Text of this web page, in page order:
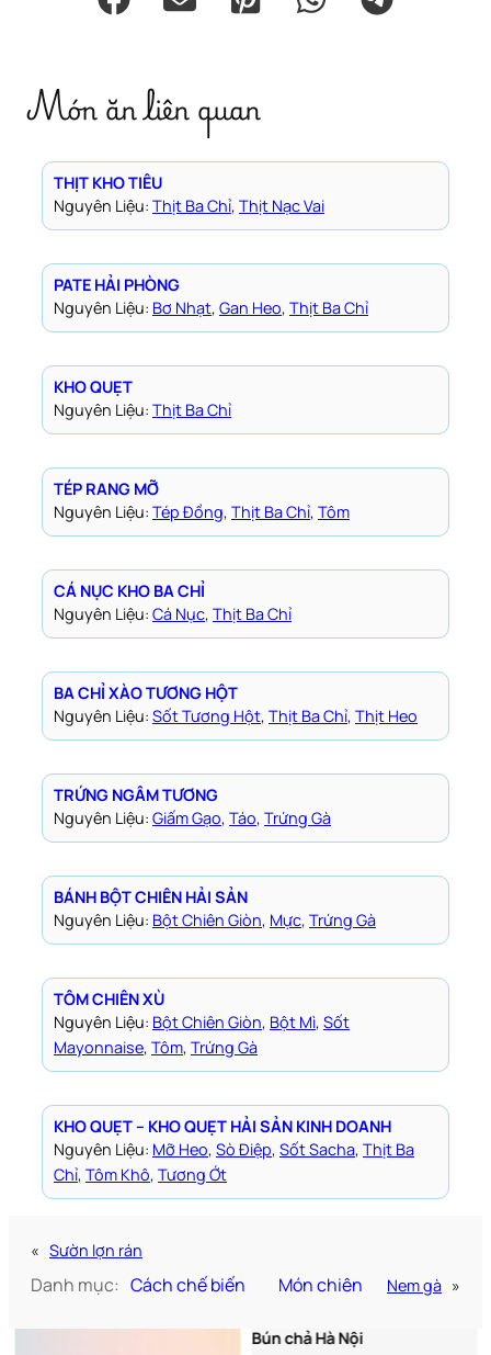
Món ăn liên quan
THỊT KHO TIÊU
Nguyên Liệu: Thịt Ba Chỉ, Thịt Nạc Vai
PATE HẢI PHÒNG
Nguyên Liệu: Bơ Nhạt, Gan Heo, Thịt Ba Chỉ
KHO QUẸT
Nguyên Liệu: Thịt Ba Chỉ
TÉP RANG MỠ
Nguyên Liệu: Tép Đồng, Thịt Ba Chỉ, Tôm
CÁ NỤC KHO BA CHỈ
Nguyên Liệu: Cá Nục, Thịt Ba Chỉ
BA CHỈ XÀO TƯƠNG HỘT
Nguyên Liệu: Sốt Tương Hột, Thịt Ba Chỉ, Thịt Heo
TRỨNG NGÂM TƯƠNG
Nguyên Liệu: Giấm Gạo, Táo, Trứng Gà
BÁNH BỘT CHIÊN HẢI SẢN
Nguyên Liệu: Bột Chiên Giòn, Mực, Trứng Gà
TÔM CHIÊN XÙ
Nguyên Liệu: Bột Chiên Giòn, Bột Mì, Sốt
Mayonnaise, Tôm, Trứng Gà
KHO QUẸT – KHO QUẸT HẢI SẢN KINH DOANH
Nguyên Liệu: Mỡ Heo, Sò Điệp, Sốt Sacha, Thịt Ba
Chỉ, Tôm Khô, Tương Ớt
« Sườn lợn rán
Danh mục: Cách chế biến Món chiên Nem gà »
Bún chả Hà Nội